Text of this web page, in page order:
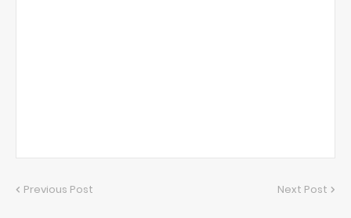
Previous Post Next Post